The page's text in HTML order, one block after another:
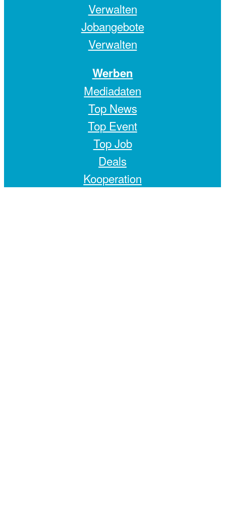
Verwalten
Jobangebote
Verwalten
Werben
Mediadaten
Top News
Top Event
Top Job
Deals
Kooperation